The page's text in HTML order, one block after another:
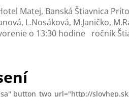
Banská Štiavnica
L.Nosáková, M.Janičko,
o 13:30 hodine ročník
button_two_url="http://